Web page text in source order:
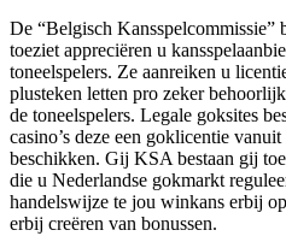
De “Belgisch Kansspelcommissie”
toeziet appreciëren u
toneelspelers. Ze aanreiken u
plusteken letten pro zeker
de toneelspelers. Legale goksites
casino’s deze een goklicentie
beschikken. Gij KSA bestaan gij
die u Nederlandse gokmarkt
handelswijze te jou winkans erbij
erbij creëren van bonussen.